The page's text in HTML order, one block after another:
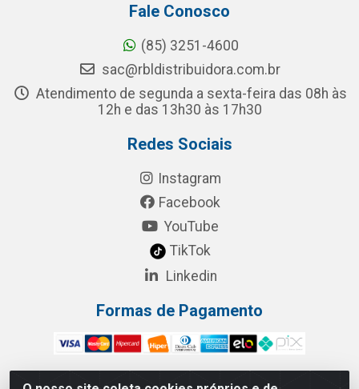
Fale Conosco
(85) 3251-4600
sac@rbldistribuidora.com.br
Atendimento de segunda a sexta-feira das 08h às
12h e das 13h30 às 17h30
Redes Sociais
Instagram
Facebook
YouTube
TikTok
Linkedin
Formas de Pagamento